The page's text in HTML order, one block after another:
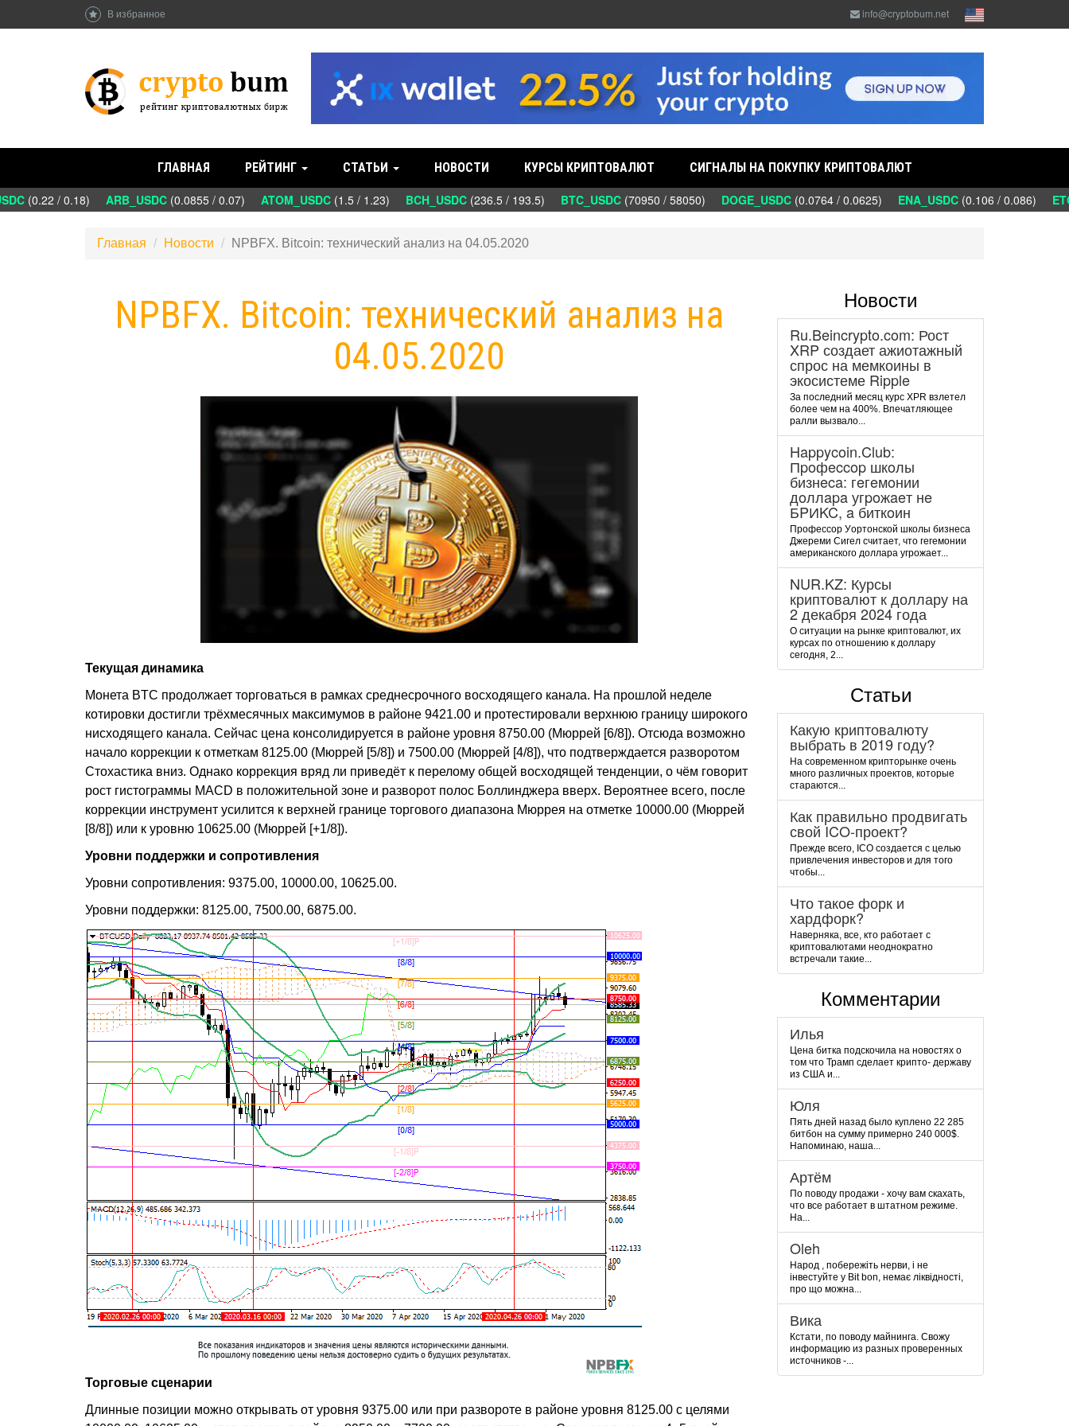
В избранное info@cryptobum.net
ГЛАВНАЯ РЕЙТИНГ СТАТЬИ НОВОСТИ КУРСЫ КРИПТОВАЛЮТ СИГНАЛЫ НА ПОКУПКУ КРИПТОВАЛЮТ
(0.22 / 0.18) ARB_USDC(0.0855 / 0.07) ATOM_USDC(1.5 / 1.23) BCH_USDC(236.5 / 193.5) BTC_USDC(70950 / 58050) DOGE_USDC(0.0764 / 0.0625) ENA_USDC(0.106 / 0.086)
Главная Новости NPBFX. Bitcoin: технический анализ на 04.05.2020
NPBFX. Bitcoin: технический анализ на
04.05.2020
Текущая динамика
Монета BTC продолжает торговаться в рамках среднесрочного восходящего канала. На прошлой неделе
котировки достигли трёхмесячных максимумов в районе 9421.00 и протестировали верхнюю границу широкого
нисходящего канала. Сейчас цена консолидируется в районе уровня 8750.00 (Мюррей [6/8]). Отсюда возможно
начало коррекции к отметкам 8125.00 (Мюррей [5/8]) и 7500.00 (Мюррей [4/8]), что подтверждается разворотом
Стохастика вниз. Однако коррекция вряд ли приведёт к перелому общей восходящей тенденции, о чём говорит
рост гистограммы MACD в положительной зоне и разворот полос Боллинджера вверх. Вероятнее всего, после
коррекции инструмент усилится к верхней границе торгового диапазона Мюррея на отметке 10000.00 (Мюррей
[8/8]) или к уровню 10625.00 (Мюррей [+1/8]).
Уровни поддержки и сопротивления
Уровни сопротивления: 9375.00, 10000.00, 10625.00.
Уровни поддержки: 8125.00, 7500.00, 6875.00.
Торговые сценарии
Длинные позиции можно открывать от уровня 9375.00 или при развороте в районе уровня 8125.00 с целями
Новости
Ru.Beincrypto.com: Рост
XRP создает ажиотажный
спрос на мемкоины в
экосистеме Ripple
За последний месяц курс XPR взлетел
более чем на 400%. Впечатляющее
ралли вызвало...
Happycoin.Club:
Пpoфeccop шкoлы
бизнeca: гeгeмoнии
дoллapa угpoжaeт нe
БPИKC, a биткoин
Пpoфeccop Уopтoнcкoй шкoлы бизнeca
Джepeми Cигeл cчитaeт, чтo гeгeмoнии
aмepикaнcкoгo дoллapa угpoжaeт...
NUR.KZ: Курсы
криптовалют к доллару на
2 декабря 2024 года
О ситуации на рынке криптовалют, их
курсах по отношению к доллару
сегодня, 2...
Статьи
Какую криптовалюту
выбрать в 2019 году?
На современном крипторынке очень
много различных проектов, которые
стараются...
Как правильно продвигать
свой ICO-проект?
Прежде всего, ICO создается с целью
привлечения инвесторов и для того
чтобы...
Что такое форк и
хардфорк?
Наверняка, все, кто работает с
криптовалютами неоднократно
встречали такие...
Комментарии
Илья
Цена битка подскочила на новостях о
том что Трамп сделает крипто- державу
из США и...
Юля
Пять дней назад было куплено 22 285
битбон на сумму примерно 240 000$.
Напоминаю, наша...
Артём
По поводу продажи - хочу вам скахать,
что все работает в штатном режиме.
На...
Oleh
Народ , побережіть нерви, і не
інвестуйте у Bit bon, немає ліквідності,
про що можна...
Вика
Кстати, по поводу майнинга. Свожу
информацию из разных проверенных
источников -...